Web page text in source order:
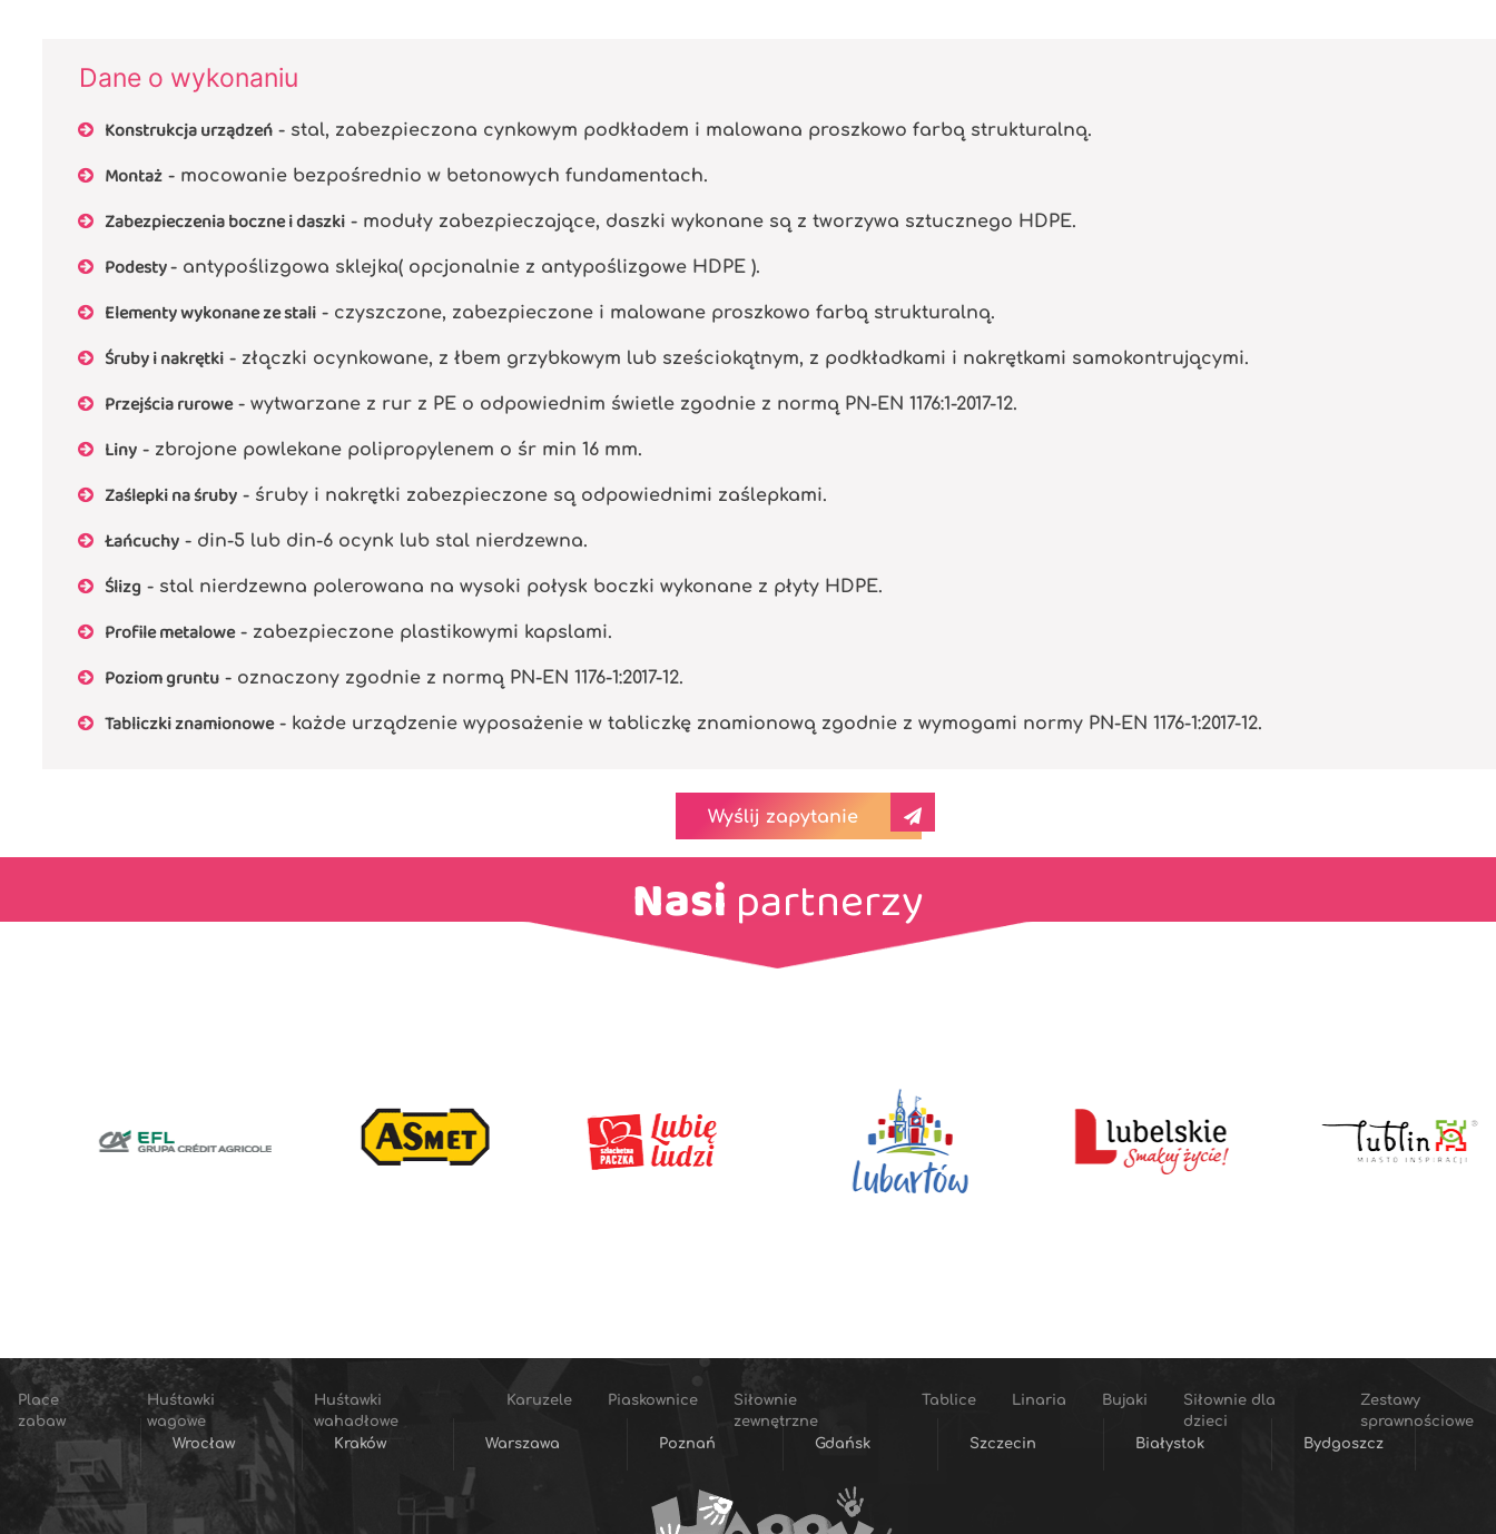
Dane o wykonaniu
Konstrukcja urządzeń - stal, zabezpieczona cynkowym podkładem i malowana proszkowo farbą strukturalną.
Montaż - mocowanie bezpośrednio w betonowych fundamentach.
Zabezpieczenia boczne i daszki - moduły zabezpieczające, daszki wykonane są z tworzywa sztucznego HDPE.
Podesty- antypoślizgowa sklejka( opcjonalnie z antypoślizgowe HDPE ).
Elementy wykonane ze stali - czyszczone, zabezpieczone i malowane proszkowo farbą strukturalną.
Śruby i nakrętki - złączki ocynkowane, z łbem grzybkowym lub sześciokątnym, z podkładkami i nakrętkami samokontrującymi.
Przejścia rurowe- wytwarzane z rur z PE o odpowiednim świetle zgodnie z normą PN-EN 1176:1-2017-12.
Liny - zbrojone powlekane polipropylenem o śr min 16 mm.
Zaślepki na śruby - śruby i nakrętki zabezpieczone są odpowiednimi zaślepkami.
Łańcuchy - din-5 lub din-6 ocynk lub stal nierdzewna.
Ślizg - stal nierdzewna polerowana na wysoki połysk boczki wykonane z płyty HDPE.
Profile metalowe- zabezpieczone plastikowymi kapslami.
Poziom gruntu - oznaczony zgodnie z normą PN-EN 1176-1:2017-12.
Tabliczki znamionowe- każde urządzenie wyposażenie w tabliczkę znamionową zgodnie z wymogami normy PN-EN 1176-1:2017-12.
Wyślij zapytanie
Nasipartnerzy
Place
zabaw
Huśtawki
wagowe
Huśtawki
wahadłowe
Karuzele Piaskownice
Siłownie
zewnętrzne
Tablice Linaria Bujaki
Siłownie dla
dzieci
Zestawy
sprawnościowe
Wrocław
Kraków Warszawa Poznań Gdańsk Szczecin Białystok Bydgoszcz